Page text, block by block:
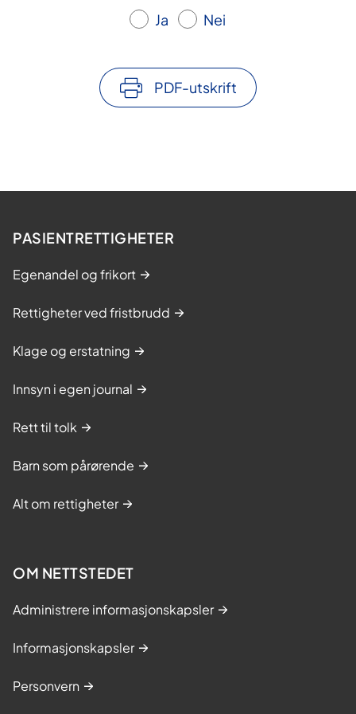
Ja Nei
PDF-utskrift
PASIENTRETTIGHETER
Egenandel og frikort
Rettigheter ved fristbrudd
Klage og erstatning
Innsyn i egen journal
Rett til tolk
Barn som pårørende
Alt om rettigheter
OM NETTSTEDET
Administrere informasjonskapsler
Informasjonskapsler
Personvern